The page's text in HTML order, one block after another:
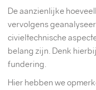
De aanzienlijke
vervolgens
civieltechnische
belang zijn. Denk
fundering.
Hier hebben we